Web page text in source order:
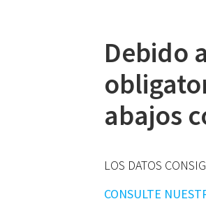
Debido
abajos
LOS DATOS
CONSULTE